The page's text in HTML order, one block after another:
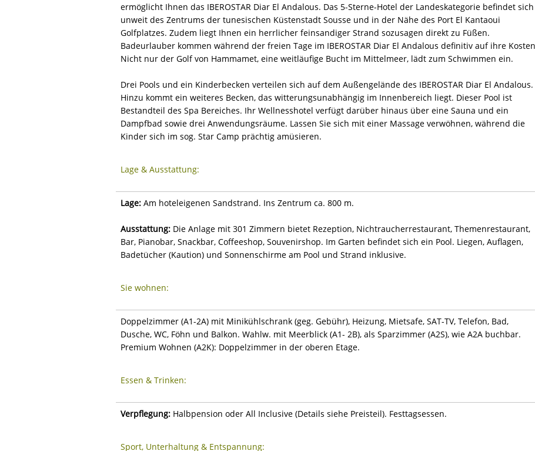
ermöglicht Ihnen das IBEROSTAR Diar El Andalous. Das 5-Sterne-Hotel der Landeskategorie befindet sich
unweit des Zentrums der tunesischen Küstenstadt Sousse und in der Nähe des Port El Kantaoui
Golfplatzes. Zudem liegt Ihnen ein herrlicher feinsandiger Strand sozusagen direkt zu Füßen.
Badeurlauber kommen während der freien Tage im IBEROSTAR Diar El Andalous definitiv auf ihre
Nicht nur der Golf von Hammamet, eine weitläufige Bucht im Mittelmeer, lädt zum Schwimmen ein.
Drei Pools und ein Kinderbecken verteilen sich auf dem Außengelände des IBEROSTAR Diar El Andalous.
Hinzu kommt ein weiteres Becken, das witterungsunabhängig im Innenbereich liegt. Dieser Pool ist
Bestandteil des Spa Bereiches. Ihr Wellnesshotel verfügt darüber hinaus über eine Sauna und ein
Dampfbad sowie drei Anwendungsräume. Lassen Sie sich mit einer Massage verwöhnen, während die
Kinder sich im sog. Star Camp prächtig amüsieren.
Lage & Ausstattung:
Lage: Am hoteleigenen Sandstrand. Ins Zentrum ca. 800 m.
Ausstattung: Die Anlage mit 301 Zimmern bietet Rezeption, Nichtraucherrestaurant, Themenrestaurant,
Bar, Pianobar, Snackbar, Coffeeshop, Souvenirshop. Im Garten befindet sich ein Pool. Liegen, Auflagen,
Badetücher (Kaution) und Sonnenschirme am Pool und Strand inklusive.
Sie wohnen:
Doppelzimmer (A1-2A) mit Minikühlschrank (geg. Gebühr), Heizung, Mietsafe, SAT-TV, Telefon, Bad,
Dusche, WC, Föhn und Balkon. Wahlw. mit Meerblick (A1- 2B), als Sparzimmer (A2S), wie A2A buchbar.
Premium Wohnen (A2K): Doppelzimmer in der oberen Etage.
Essen & Trinken:
Verpflegung: Halbpension oder All Inclusive (Details siehe Preisteil). Festtagsessen.
Sport, Unterhaltung & Entspannung: